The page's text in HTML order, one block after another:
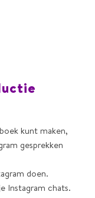
kunt maken,
gesprekken
doen.
Instagram chats.